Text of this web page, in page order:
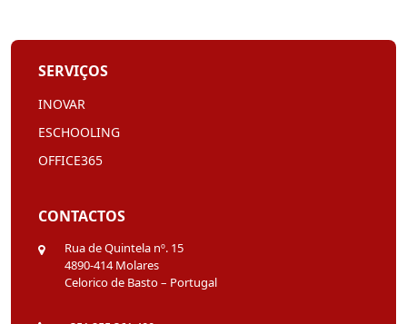
SERVIÇOS
INOVAR
ESCHOOLING
OFFICE365
CONTACTOS
Rua de Quintela nº. 15
4890-414 Molares
Celorico de Basto – Portugal